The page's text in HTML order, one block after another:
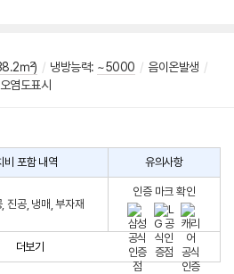
㎡) / 냉방능력: ~5000 / 음이온발생 /
오염도표시
비 포함 내역 유의사항
진공, 냉매, 부자재
인증 마크 확인
더보기